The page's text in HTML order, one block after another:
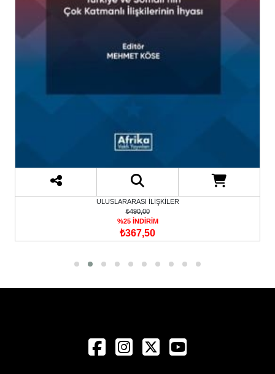
ULUSLARARASI İLİŞKİLER
₺490,00
%25 İNDİRİM
₺367,50